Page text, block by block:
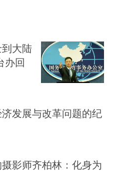
大陆
办回
发展与改革问题的纪
影师齐柏林：化身为